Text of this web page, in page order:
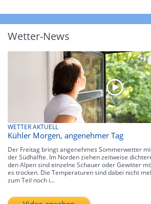
Wetter-News
WETTER AKTUELL
Kühler Morgen, angenehmer Tag
Der Freitag bringt angenehmes Sommerwetter
der Südhälfte. Im Norden ziehen zeitweise
den Alpen sind einzelne Schauer oder Gewitter
es trocken. Die Temperaturen sind dabei nicht
zum Teil noch i...